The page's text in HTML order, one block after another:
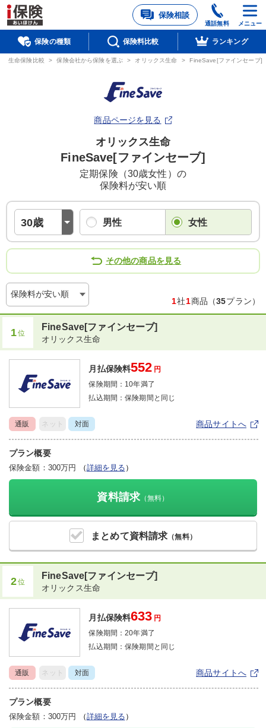
保険相談
通話無料 メニュー
保険の種類 保険料比較 ランキング
生命保険比較 > 保険会社から保険を選ぶ > オリックス生命 > FineSave[ファインセーブ]
商品ページを見る
オリックス生命
FineSave[ファインセーブ]
定期保険（30歳女性）の
保険料が安い順
男性 女性
その他の商品を見る
保険料が安い順
1社1商品（35プラン）
1位
まとめて資料請求 （無料）
FineSave[ファインセーブ]
オリックス生命
資料請求 （無料）
月払保険料552 円
保険期間： 10年満了
払込期間：保険期間と同じ
通販 ネット 対面 商品サイトへ
プラン概要
保険金額：300万円 （詳細を見る ）
2位
FineSave[ファインセーブ]
オリックス生命
月払保険料633 円
保険期間：20年満了
払込期間：保険期間と同じ
通販 ネット 対面 商品サイトへ
プラン概要
保険金額：300万円 （詳細を見る ）